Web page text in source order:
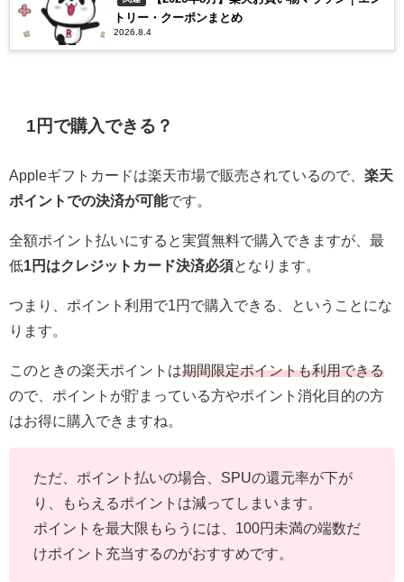
トリー・クーポンまとめ
2026.8.4
1円で購入できる？
Appleギフトカードは楽天市場で販売されているので、 楽天
ポイントでの決済が可能です。
全額ポイント払いにすると実質無料で購入できますが、最
低1円はクレジットカード決済必須となります。
つまり、ポイント利用で1円で購入できる、ということにな
ります。
このときの楽天ポイントは期間限定ポイントも利用できる
ので、ポイントが貯まっている方やポイント消化目的の方
はお得に購入できますね。
ただ、ポイント払いの場合、SPUの還元率が下が
り、もらえるポイントは減ってしまいます。
ポイントを最大限もらうには、100円未満の端数だ
けポイント充当するのがおすすめです。